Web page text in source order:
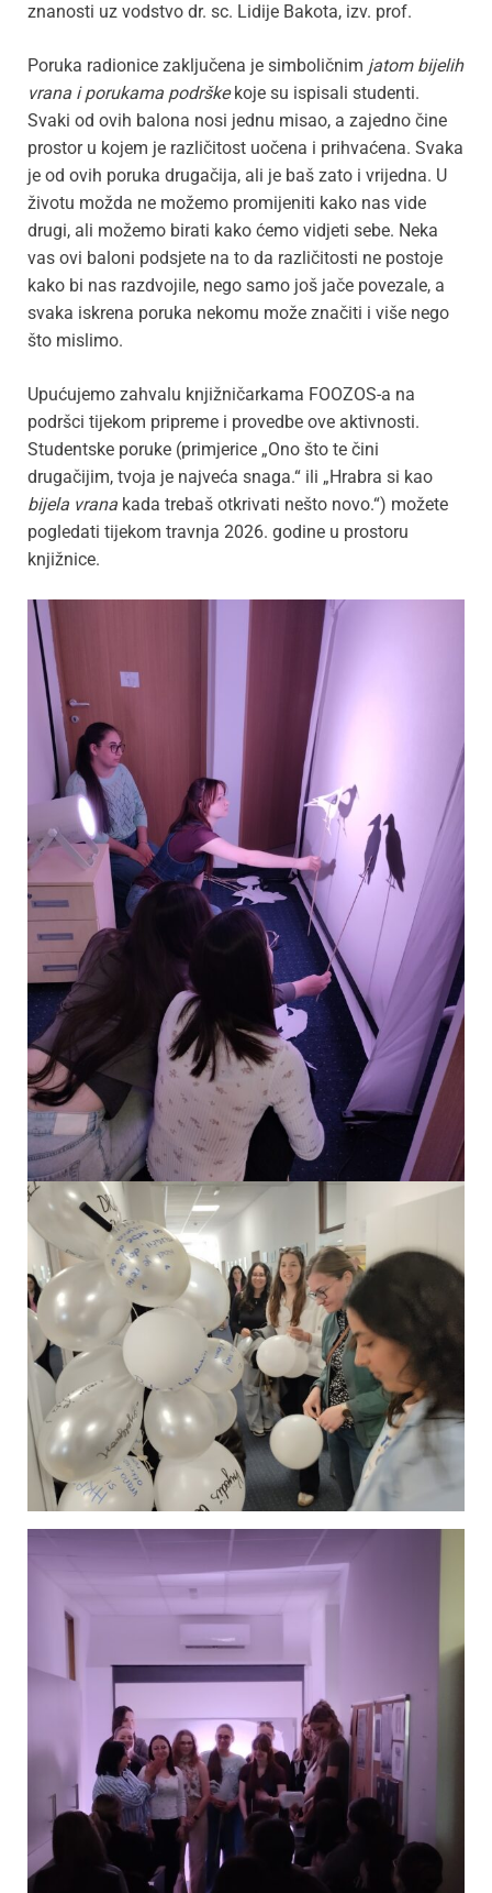
znanosti uz vodstvo dr. sc. Lidije Bakota, izv. prof.
Poruka radionice zaključena je simboličnim jatom bijelih
vrana i porukama podrškekoje su ispisali studenti.
Svaki od ovih balona nosi jednu misao, a zajedno čine
prostor u kojem je različitost uočena i prihvaćena. Svaka
je od ovih poruka drugačija, ali je baš zato i vrijedna. U
životu možda ne možemo promijeniti kako nas vide
drugi, ali možemo birati kako ćemo vidjeti sebe. Neka
vas ovi baloni podsjete na to da različitosti ne postoje
kako bi nas razdvojile, nego samo još jače povezale, a
svaka iskrena poruka nekomu može značiti i više nego
što mislimo.
Upućujemo zahvalu knjižničarkama FOOZOS-a na
podršci tijekom pripreme i provedbe ove aktivnosti.
Studentske poruke (primjerice „Ono što te čini
drugačijim, tvoja je najveća snaga.“ ili „Hrabra si kao
bijela vrana kada trebaš otkrivati nešto novo.“) možete
pogledati tijekom travnja 2026. godine u prostoru
knjižnice.